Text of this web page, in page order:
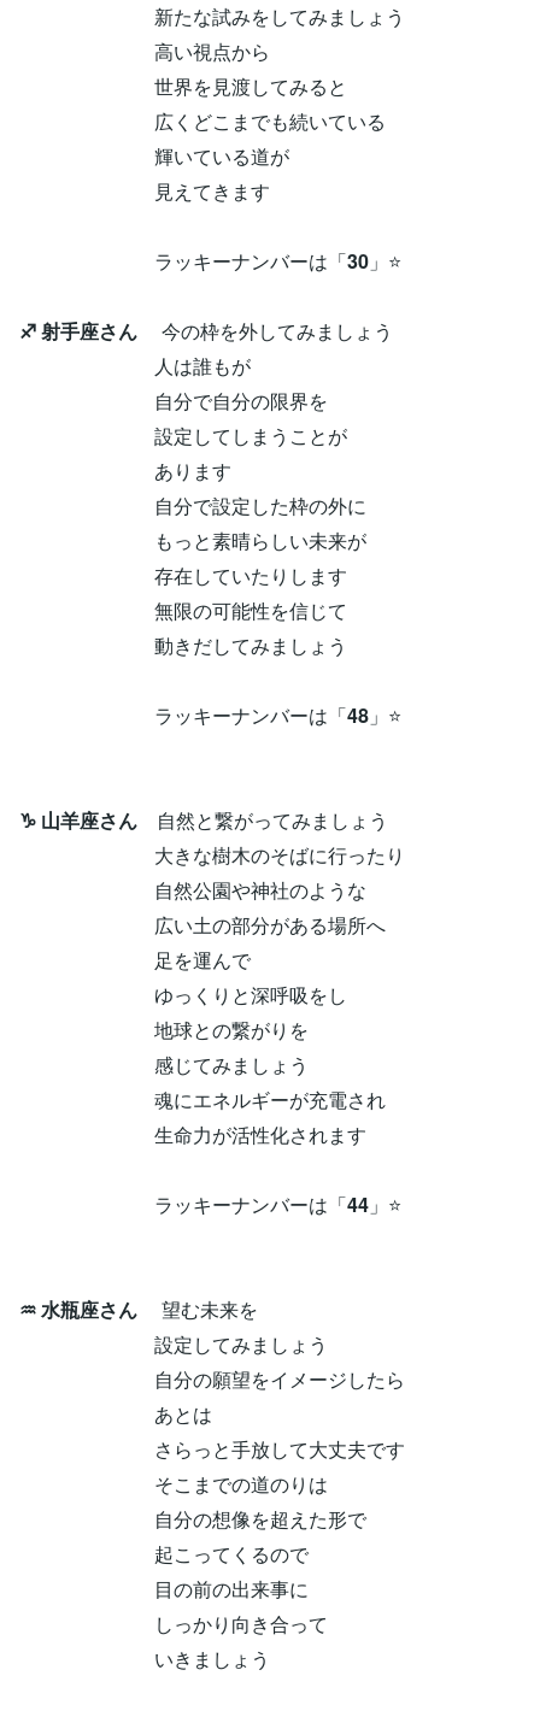
新たな試みをしてみましょう
高い視点から
世界を見渡してみると
広くどこまでも続いている
輝いている道が
見えてきます
ラッキーナンバーは「30 」⭐
♐ 射手座さん 今の枠を外してみましょう
人は誰もが
自分で自分の限界を
設定してしまうことが
あります
自分で設定した枠の外に
もっと素晴らしい未来が
存在していたりします
無限の可能性を信じて
動きだしてみましょう
ラッキーナンバーは「48 」⭐
♑ 山羊座さん 自然と繋がってみましょう
大きな樹木のそばに行ったり
自然公園や神社のような
広い土の部分がある場所へ
足を運んで
ゆっくりと深呼吸をし
地球との繋がりを
感じてみましょう
魂にエネルギーが充電され
生命力が活性化されます
ラッキーナンバーは「44 」⭐
♒ 水瓶座さん 望む未来を
設定してみましょう
自分の願望をイメージしたら
あとは
さらっと手放して大丈夫です
そこまでの道のりは
自分の想像を超えた形で
起こってくるので
目の前の出来事に
しっかり向き合って
いきましょう